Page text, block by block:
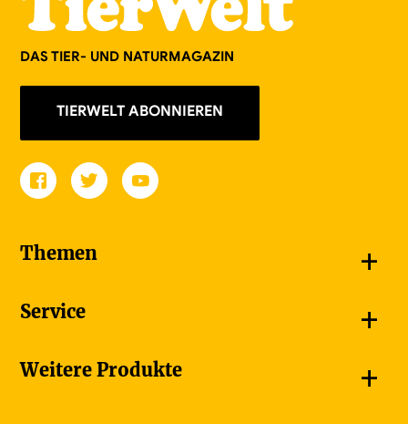
DAS TIER- UND NATURMAGAZIN
TIERWELT ABONNIEREN
Themen +
Goldener Schmetterling
Unsere Videos
Service +
Adressänderung melden
Weitere Produkte +